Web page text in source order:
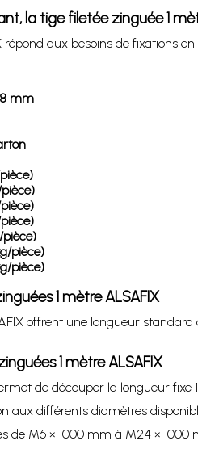
la tige filetée zinguée 1
répond aux besoins de fixations
mm
pièce)
pièce)
pièce)
1 mètre ALSAFIX
offrent une longueur
1 mètre ALSAFIX
de découper la longueur
aux différents diamètres
de M6 × 1000 mm à M24 ×